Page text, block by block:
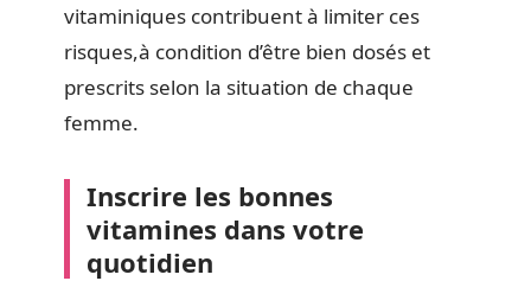
vitaminiques contribuent à limiter ces
risques,à condition d’être bien dosés et
prescrits selon la situation de chaque
femme.
Inscrire les bonnes
vitamines dans votre
quotidien